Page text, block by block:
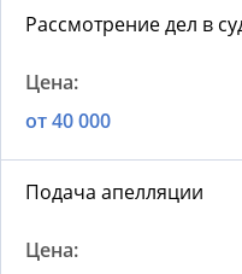
Рассмотрение дел в
от 40 000
Подача апелляции